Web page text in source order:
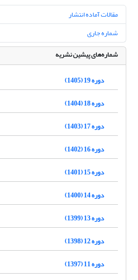
مقالات آماده انتشار
شماره جاری
شماره‌های پیشین نشریه
دوره 19 (1405)
دوره 18 (1404)
دوره 17 (1403)
دوره 16 (1402)
دوره 15 (1401)
دوره 14 (1400)
دوره 13 (1399)
دوره 12 (1398)
دوره 11 (1397)